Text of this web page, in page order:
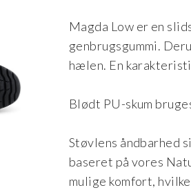
Magda Low er en
genbrugsgummi.
hælen. En
Blødt PU-skum
Støvlens åndbarhed
baseret på vores
mulige komfort,